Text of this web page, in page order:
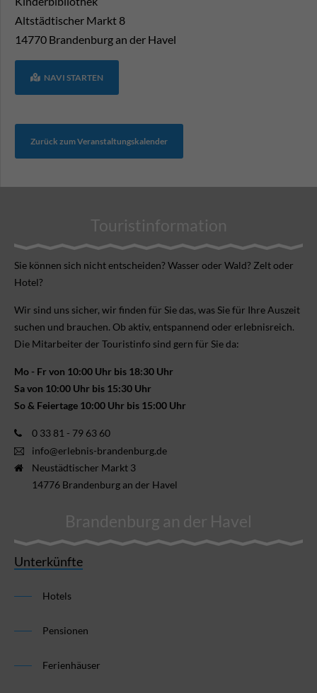
Altstädtischer Markt 8
14770 Brandenburg an der Havel
NAVI STARTEN
Zurück zum Veranstaltungskalender
Touristinformation
Sie können sich nicht ent­scheiden? Wasser oder Wald? Zelt oder
Hotel?
Wir sind uns sicher, wir finden für Sie das, was Sie für Ihre Aus­zeit
suchen und brauchen. Ob aktiv, ent­spannend oder erlebnis­reich.
Die Mitarbeiter der Touristinfo sind gern für Sie da:
Mo - Fr von 10:00 Uhr bis 18:30 Uhr
Sa von 10:00 Uhr bis 15:30 Uhr
So & Feiertage 10:00 Uhr bis 15:00 Uhr
0 33 81 - 79 63 60
info@erlebnis-brandenburg.de
Neustädtischer Markt 3
14776 Brandenburg an der Havel
Brandenburg an der Havel
Unterkünfte
Hotels
Pensionen
Ferienhäuser